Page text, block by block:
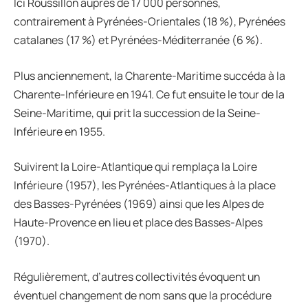
contrairement à Pyrénées-Orientales (18 %), Pyrénées
catalanes (17 %) et Pyrénées-Méditerranée (6 %).
Plus anciennement, la Charente-Maritime succéda à la
Charente-Inférieure en 1941. Ce fut ensuite le tour de la
Seine-Maritime, qui prit la succession de la Seine-
Inférieure en 1955.
Suivirent la Loire-Atlantique qui remplaça la Loire
Inférieure (1957), les Pyrénées-Atlantiques à la place
des Basses-Pyrénées (1969) ainsi que les Alpes de
Haute-Provence en lieu et place des Basses-Alpes
(1970).
Régulièrement, d’autres collectivités évoquent un
éventuel changement de nom sans que la procédure